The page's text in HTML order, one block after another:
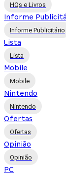
HQs e Livros
Informe
Informe Publicitário
Lista
Lista
Mobile
Mobile
Nintendo
Nintendo
Ofertas
Ofertas
Opinião
Opinião
PC